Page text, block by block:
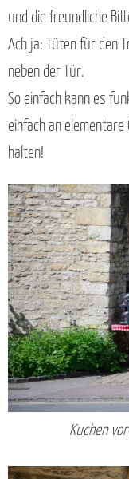
und die freundliche
Ach ja: Tüten für den
neben der Tür.
So einfach kann es
einfach an
halten!
Kuchen